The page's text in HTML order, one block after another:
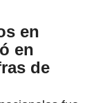
en
en
de